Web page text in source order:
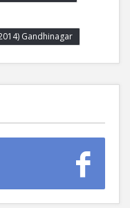
Gandhinagar